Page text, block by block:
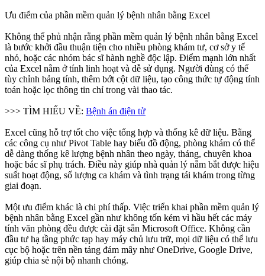
Ưu điểm của phần mềm quản lý bệnh nhân bằng Excel
Không thể phủ nhận rằng phần mềm quản lý bệnh nhân bằng Excel
là bước khởi đầu thuận tiện cho nhiều phòng khám tư, cơ sở y tế
nhỏ, hoặc các nhóm bác sĩ hành nghề độc lập. Điểm mạnh lớn nhất
của Excel nằm ở tính linh hoạt và dễ sử dụng. Người dùng có thể
tùy chỉnh bảng tính, thêm bớt cột dữ liệu, tạo công thức tự động tính
toán hoặc lọc thông tin chỉ trong vài thao tác.
>>> TÌM HIỂU VỀ: Bệnh án điện tử
Excel cũng hỗ trợ tốt cho việc tổng hợp và thống kê dữ liệu. Bằng
các công cụ như Pivot Table hay biểu đồ động, phòng khám có thể
dễ dàng thống kê lượng bệnh nhân theo ngày, tháng, chuyên khoa
hoặc bác sĩ phụ trách. Điều này giúp nhà quản lý nắm bắt được hiệu
suất hoạt động, số lượng ca khám và tình trạng tái khám trong từng
giai đoạn.
Một ưu điểm khác là chi phí thấp. Việc triển khai phần mềm quản lý
bệnh nhân bằng Excel gần như không tốn kém vì hầu hết các máy
tính văn phòng đều được cài đặt sẵn Microsoft Office. Không cần
đầu tư hạ tầng phức tạp hay máy chủ lưu trữ, mọi dữ liệu có thể lưu
cục bộ hoặc trên nền tảng đám mây như OneDrive, Google Drive,
giúp chia sẻ nội bộ nhanh chóng.